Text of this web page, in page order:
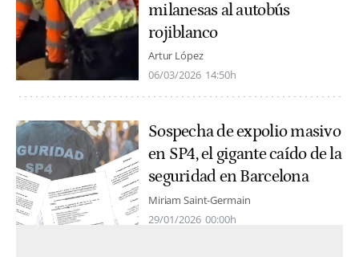
milanesas al autobús
rojiblanco
Artur López
06/03/2026 14:50h
Sospecha de expolio masivo
en SP4, el gigante caído de la
seguridad en Barcelona
Miriam Saint-Germain
29/01/2026 00:00h